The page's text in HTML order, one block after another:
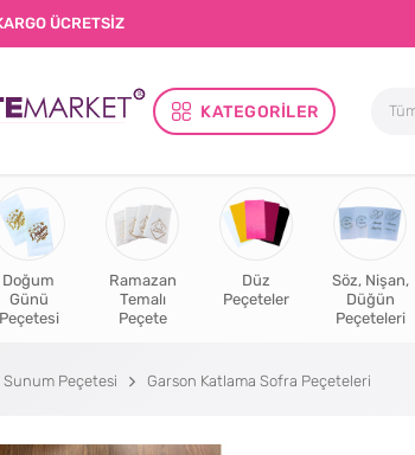
ÜCRETSİZ
KATEGORILER
Doğum
Günü
Peçetesi
Ramazan
Temalı
Peçete
Düz
Peçeteler
Söz, Nişan,
Düğün
Peçeteleri
Peçetesi Garson Katlama Sofra Peçeteleri